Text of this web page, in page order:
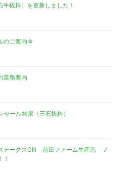
牛抜粋）を更新しました！
のご案内☆
業務案内
セール結果（三石抜粋）
ステークスGⅢ 前田ファーム生産馬 フ
！